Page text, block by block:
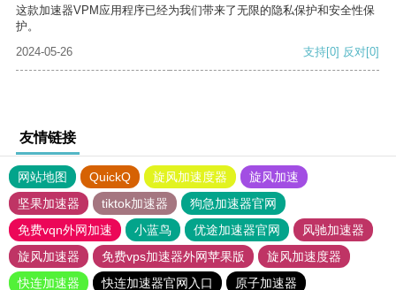
这款加速器VPM应用程序已经为我们带来了无限的隐私保护和安全性保
护。
2024-05-26
支持[0] 反对[0]
友情链接
网站地图 QuickQ 旋风加速度器
旋风加速
坚果加速器
tiktok加速器
狗急加速器官网
免费vqn外网加速
小蓝鸟 优途加速器官网
风驰加速器
旋风加速器
免费vps加速器外网苹果版
旋风加速度器
快连加速器
快连加速器官网入口 原子加速器